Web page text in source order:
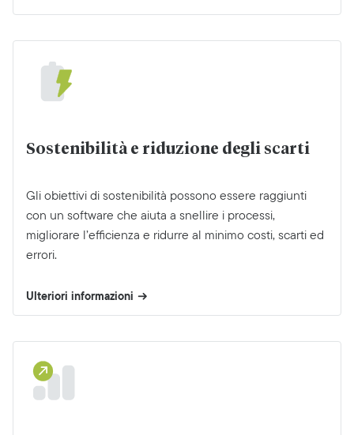
Sostenibilità e riduzione degli scarti
Gli obiettivi di sostenibilità possono essere raggiunti
con un software che aiuta a snellire i processi,
migliorare l’efficienza e ridurre al minimo costi, scarti ed
errori.
Ulteriori informazioni